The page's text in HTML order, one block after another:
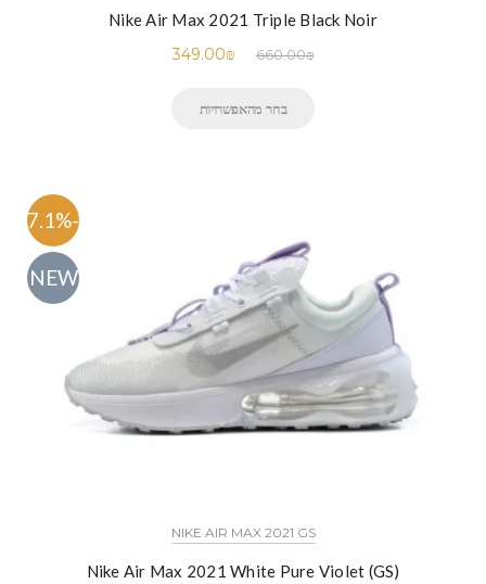
Nike Air Max 2021 Triple Black Noir
660.00₪
349.00₪
בחר מהאפשרויות
-47.1%
NEW
NIKE AIR MAX 2021 GS
Nike Air Max 2021 White Pure Violet (GS)